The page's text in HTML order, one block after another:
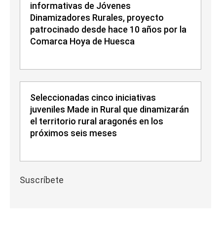
informativas de Jóvenes
Dinamizadores Rurales, proyecto
patrocinado desde hace 10 años por la
Comarca Hoya de Huesca
Seleccionadas cinco iniciativas
juveniles Made in Rural que dinamizarán
el territorio rural aragonés en los
próximos seis meses
Suscríbete